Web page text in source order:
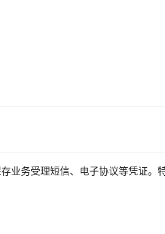
业务受理短信、电子协议等凭证。